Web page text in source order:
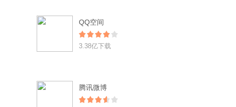
QQ空间
3.38亿下载
腾讯微博